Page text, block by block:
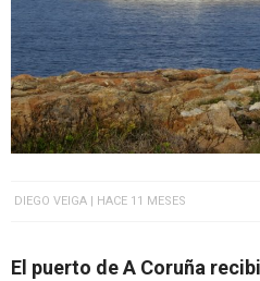
DIEGO VEIGA HACE 11 MESES
El puerto de A Coruña